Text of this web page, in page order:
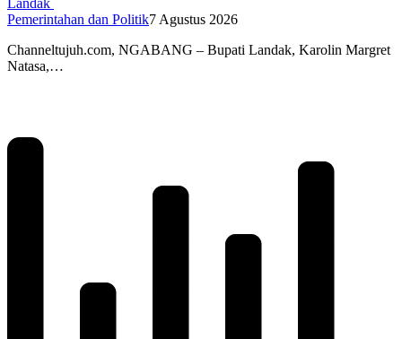
Landak
Pemerintahan dan Politik7 Agustus 2026
Channeltujuh.com, NGABANG – Bupati Landak, Karolin Margret
Natasa,…